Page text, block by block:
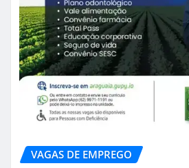
VAGAS DE EMPREGO